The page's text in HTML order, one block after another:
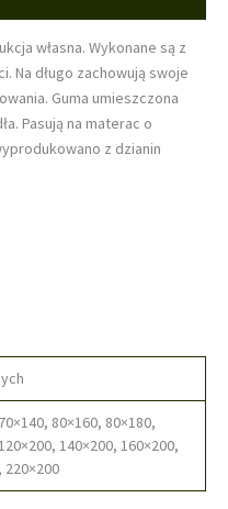
własna. Wykonane są z
Na długo zachowują swoje
Guma umieszczona
Pasują na materac o
z dzianin
80×160, 80×180,
140×200, 160×200,
220×200